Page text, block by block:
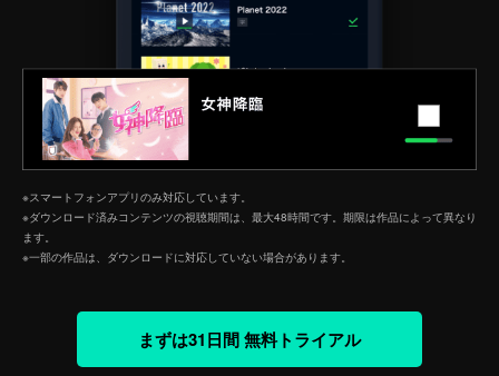
※スマートフォンアプリのみ対応しています。
※ダウンロード済みコンテンツの視聴期間は、最大48時間です。期限は作品によって異なり
ます。
※一部の作品は、ダウンロードに対応していない場合があります。
まずは31日間 無料トライアル